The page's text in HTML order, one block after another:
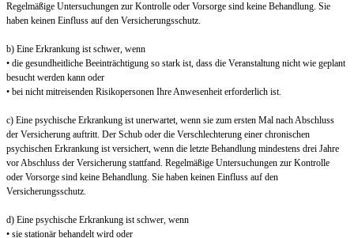
Regelmäßige Untersuchungen zur Kontrolle oder Vorsorge sind keine Behandlung. Sie
haben keinen Einfluss auf den Versicherungsschutz.
b) Eine Erkrankung ist schwer, wenn
• die gesundheitliche Beeinträchtigung so stark ist, dass die Veranstaltung nicht wie geplant
besucht werden kann oder
• bei nicht mitreisenden Risikopersonen Ihre Anwesenheit erforderlich ist.
c) Eine psychische Erkrankung ist unerwartet, wenn sie zum ersten Mal nach Abschluss
der Versicherung auftritt. Der Schub oder die Verschlechterung einer chronischen
psychischen Erkrankung ist versichert, wenn die letzte Behandlung mindestens drei Jahre
vor Abschluss der Versicherung stattfand. Regelmäßige Untersuchungen zur Kontrolle
oder Vorsorge sind keine Behandlung. Sie haben keinen Einfluss auf den
Versicherungsschutz.
d) Eine psychische Erkrankung ist schwer, wenn
• sie stationär behandelt wird oder